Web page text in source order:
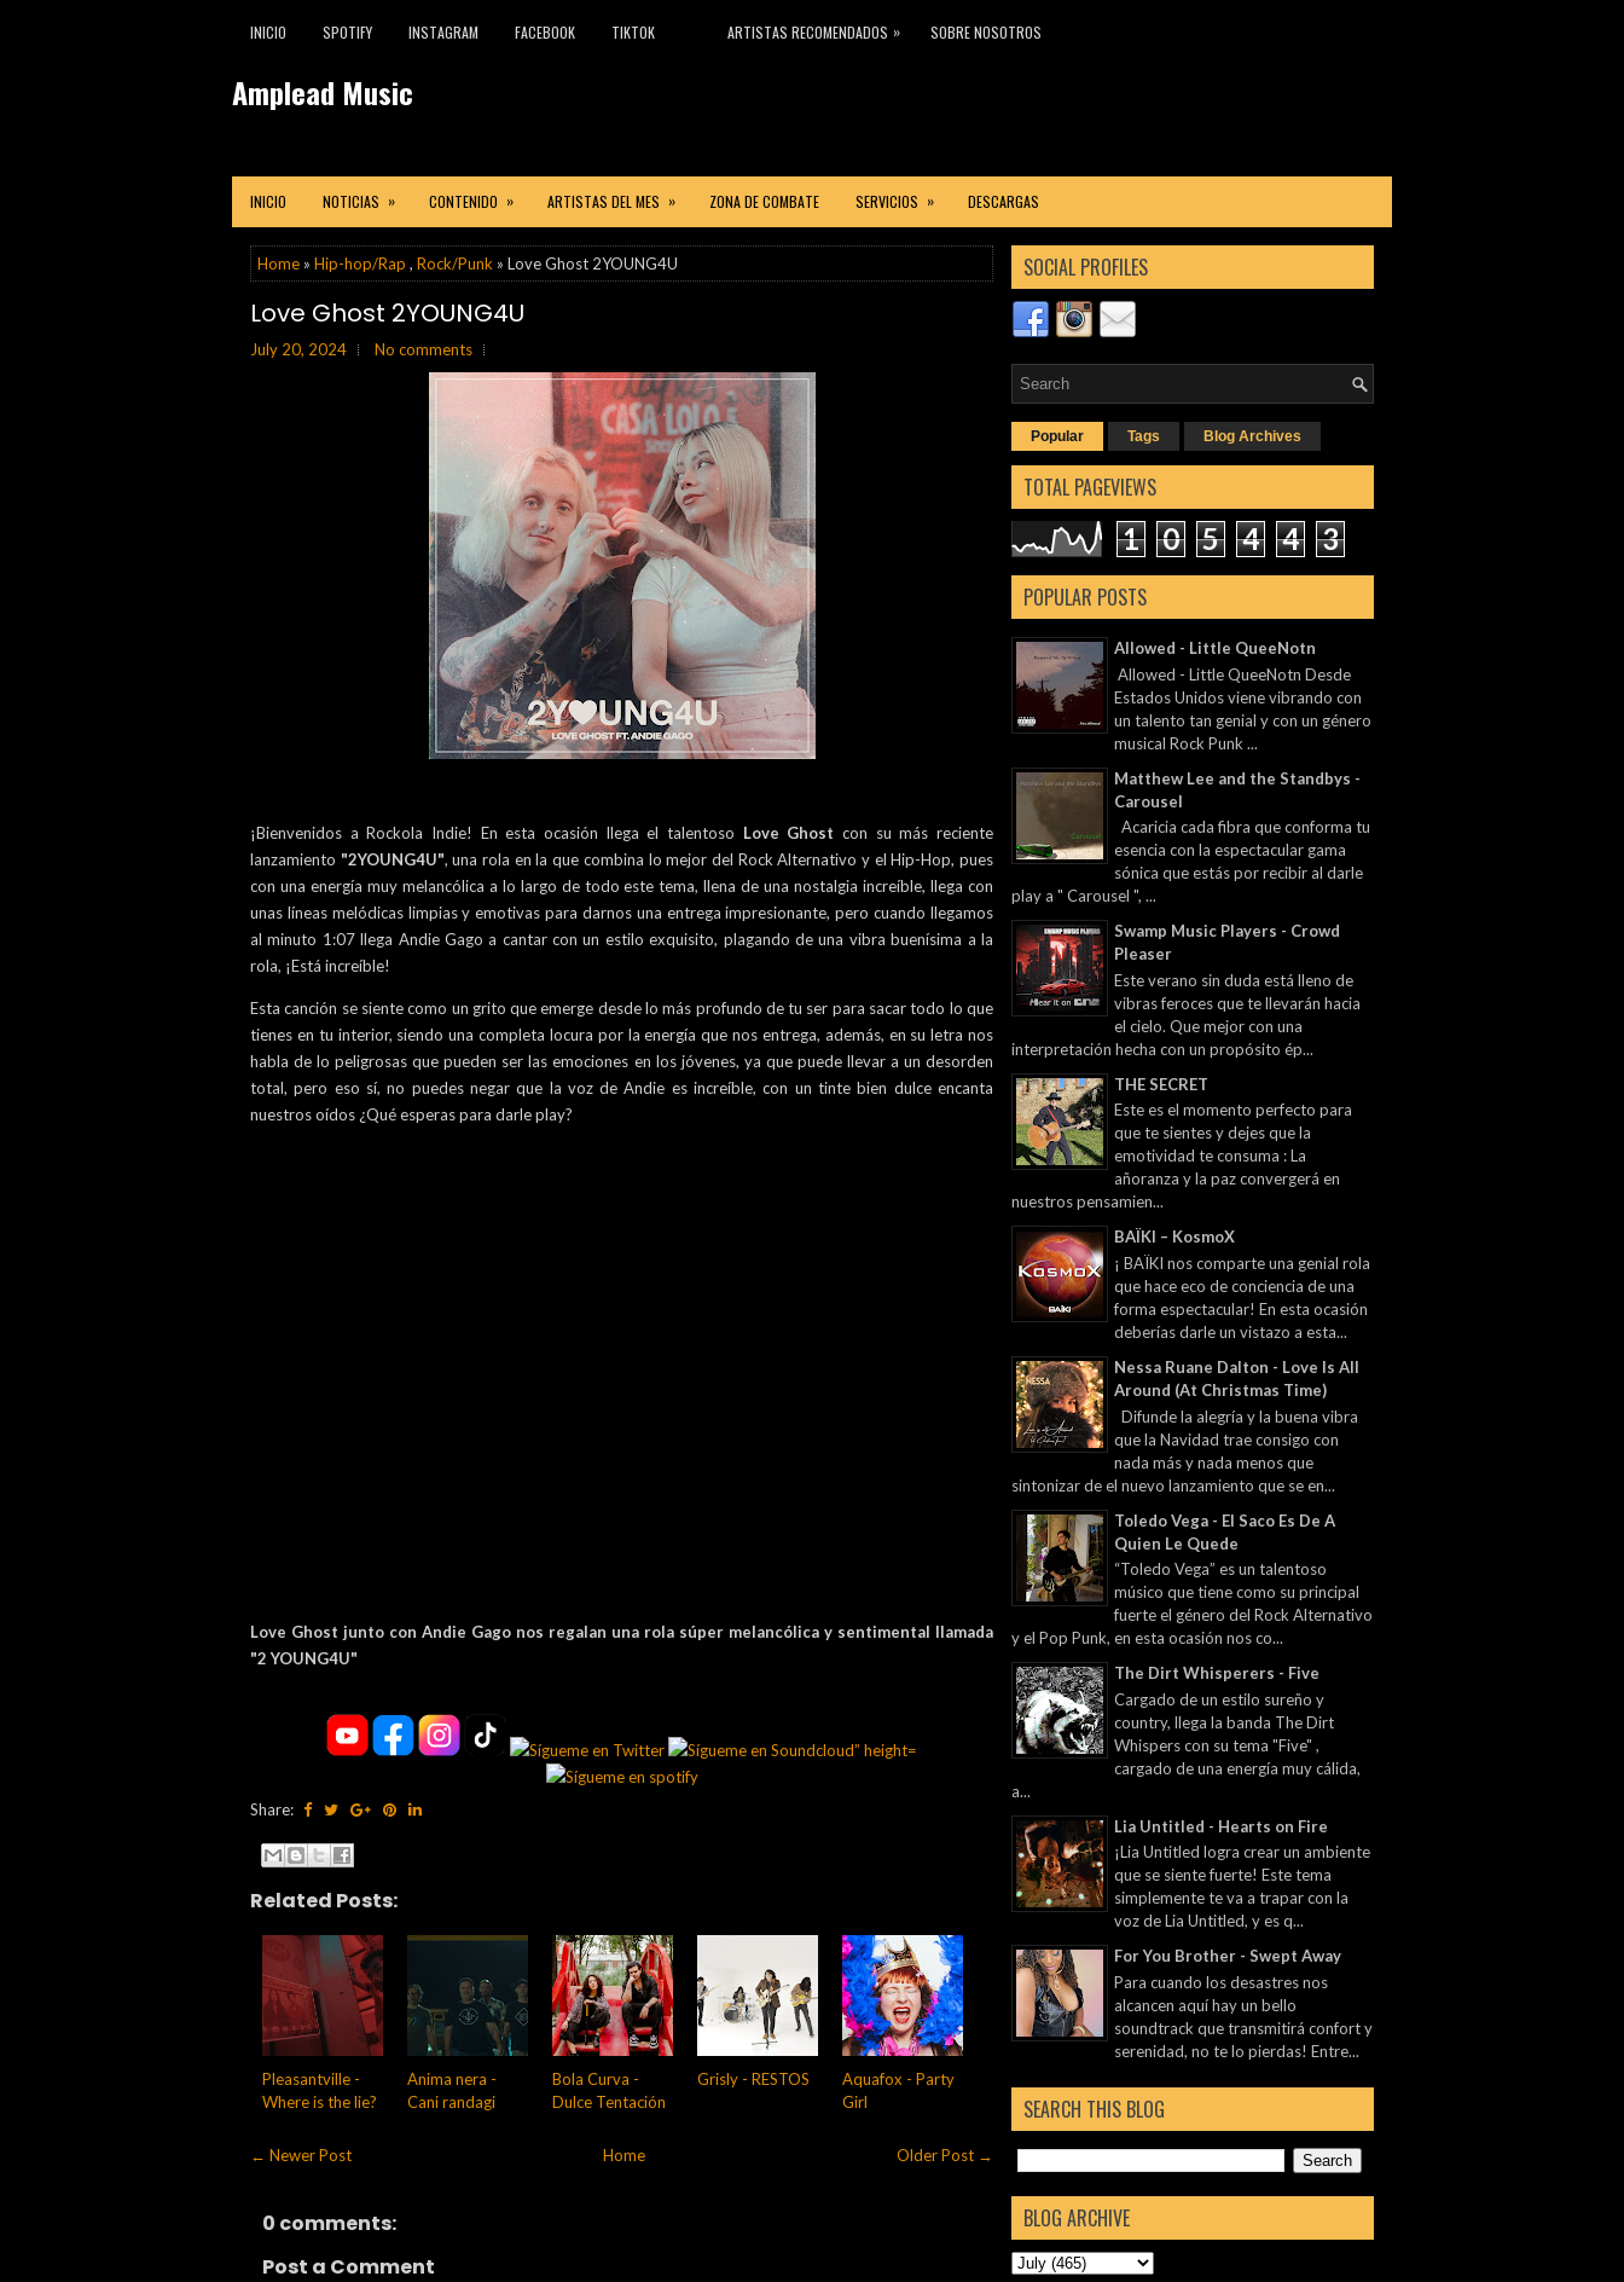
INICIO SPOTIFY INSTAGRAM FACEBOOK TIKTOK ARTISTAS RECOMENDADOS » SOBRE NOSOTROS
Amplead Music
INICIO NOTICIAS » CONTENIDO » ARTISTAS DEL MES » ZONA DE COMBATE SERVICIOS » DESCARGAS
Home » Hip-hop/Rap , Rock/Punk » Love Ghost 2YOUNG4U
Love Ghost 2YOUNG4U
July 20, 2024 No comments
¡Bienvenidos a Rockola Indie! En esta ocasión llega el talentoso Love Ghost con su más reciente
lanzamiento "2YOUNG4U", una rola en la que combina lo mejor del Rock Alternativo y el Hip-Hop, pues
con una energía muy melancólica a lo largo de todo este tema, llena de una nostalgia increíble, llega con
unas líneas melódicas limpias y emotivas para darnos una entrega impresionante, pero cuando llegamos
al minuto 1:07 llega Andie Gago a cantar con un estilo exquisito, plagando de una vibra buenísima a la
rola, ¡Está increíble!
Esta canción se siente como un grito que emerge desde lo más profundo de tu ser para sacar todo lo que
tienes en tu interior, siendo una completa locura por la energía que nos entrega, además, en su letra nos
habla de lo peligrosas que pueden ser las emociones en los jóvenes, ya que puede llevar a un desorden
total, pero eso sí, no puedes negar que la voz de Andie es increíble, con un tinte bien dulce encanta
nuestros oídos ¿Qué esperas para darle play?
Love Ghost junto con Andie Gago nos regalan una rola súper melancólica y sentimental llamada
"2 YOUNG4U"
Share:
Related Posts:
Pleasantville -
Where is the lie?
Anima nera -
Cani randagi
Bola Curva -
Dulce Tentación
Grisly - RESTOS
Aquafox - Party
Girl
← Newer Post Older Post →
Home
0 comments:
Post a Comment
SOCIAL PROFILES
Popular Tags Blog Archives
TOTAL PAGEVIEWS
1 0 5 4 4 3
POPULAR POSTS
Allowed - Little QueeNotn
Allowed - Little QueeNotn Desde
Estados Unidos viene vibrando con
un talento tan genial y con un género
musical Rock Punk ...
Matthew Lee and the Standbys -
Carousel
Acaricia cada fibra que conforma tu
esencia con la espectacular gama
sónica que estás por recibir al darle
play a " Carousel ", ...
Swamp Music Players - Crowd
Pleaser
Este verano sin duda está lleno de
vibras feroces que te llevarán hacia
el cielo. Que mejor con una
interpretación hecha con un propósito ép...
THE SECRET
Este es el momento perfecto para
que te sientes y dejes que la
emotividad te consuma : La
añoranza y la paz convergerá en
nuestros pensamien...
BAÏKI – KosmoX
¡ BAÏKI nos comparte una genial rola
que hace eco de conciencia de una
forma espectacular! En esta ocasión
deberías darle un vistazo a esta...
Nessa Ruane Dalton - Love Is All
Around (At Christmas Time)
Difunde la alegría y la buena vibra
que la Navidad trae consigo con
nada más y nada menos que
sintonizar de el nuevo lanzamiento que se en...
Toledo Vega - El Saco Es De A
Quien Le Quede
“Toledo Vega” es un talentoso
músico que tiene como su principal
fuerte el género del Rock Alternativo
y el Pop Punk, en esta ocasión nos co...
The Dirt Whisperers - Five
Cargado de un estilo sureño y
country, llega la banda The Dirt
Whispers con su tema "Five" ,
cargado de una energía muy cálida,
a...
Lia Untitled - Hearts on Fire
¡Lia Untitled logra crear un ambiente
que se siente fuerte! Este tema
simplemente te va a trapar con la
voz de Lia Untitled, y es q...
For You Brother - Swept Away
Para cuando los desastres nos
alcancen aquí hay un bello
soundtrack que transmitirá confort y
serenidad, no te lo pierdas! Entre...
SEARCH THIS BLOG
BLOG ARCHIVE